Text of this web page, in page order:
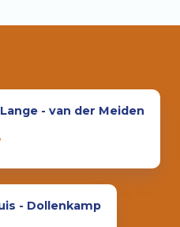
- van der Meiden
- Dollenkamp